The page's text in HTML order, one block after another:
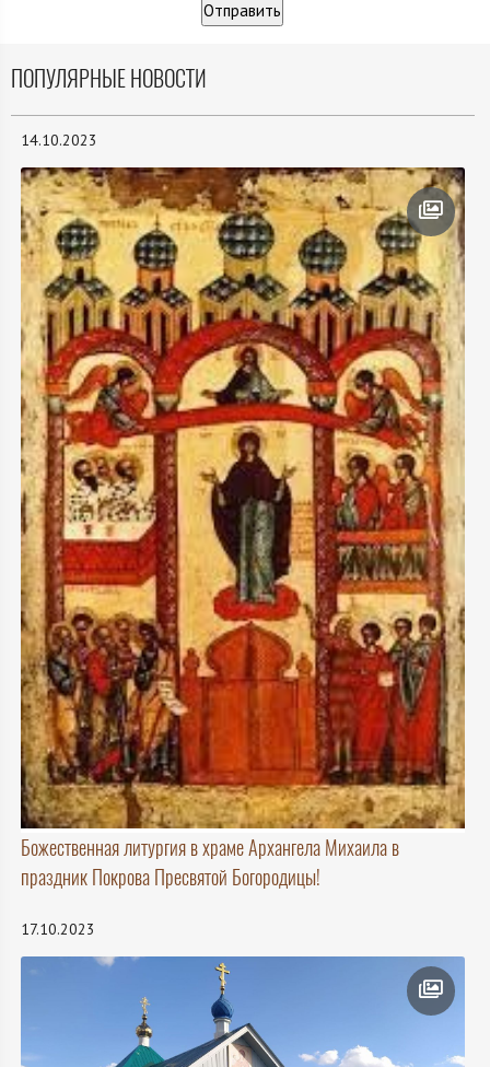
ПОПУЛЯРНЫЕ НОВОСТИ
14.10.2023
Божественная литургия в храме Архангела Михаила в
праздник Покрова Пресвятой Богородицы!
17.10.2023